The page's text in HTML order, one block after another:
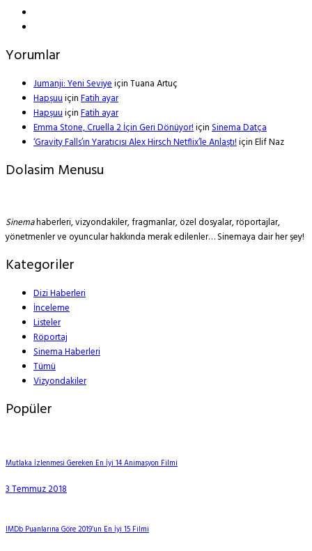
Yorumlar
Jumanji: Yeni SeviyeiçinTuana Artuç
HapşuuiçinFatih ayar
HapşuuiçinFatih ayar
Emma Stone, Cruella 2 İçin Geri Dönüyor!içinSinema Datça
‘Gravity Falls’ın Yaratıcısı Alex Hirsch Netflix’le Anlaştı!içinElif Naz
Dolasim Menusu
Sinemahaberleri, vizyondakiler, fragmanlar, özel dosyalar, röportajlar,
yönetmenler ve oyuncular hakkında merak edilenler… Sinemaya dair her şey!
Kategoriler
Dizi Haberleri
İnceleme
Listeler
Röportaj
Sinema Haberleri
Tümü
Vizyondakiler
Popüler
Mutlaka İzlenmesi Gereken En İyi 14 Animasyon Filmi
3 Temmuz 2018
IMDb Puanlarına Göre 2019’un En İyi 15 Filmi